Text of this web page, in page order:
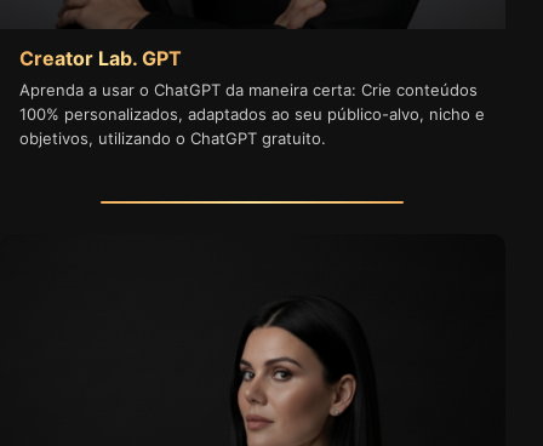
Creator Lab. GPT
Aprenda a usar o ChatGPT da maneira certa: Crie conteúdos
100% personalizados, adaptados ao seu público-alvo, nicho e
objetivos, utilizando o ChatGPT gratuito.